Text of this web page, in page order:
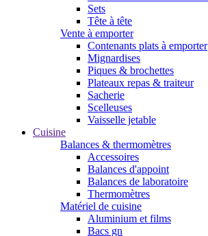
Sets
Tête à tête
Vente à emporter
Contenants plats à emporter
Mignardises
Piques & brochettes
Plateaux repas & traiteur
Sacherie
Scelleuses
Vaisselle jetable
Cuisine
Balances & thermomètres
Accessoires
Balances d'appoint
Balances de laboratoire
Thermomètres
Matériel de cuisine
Aluminium et films
Bacs gn